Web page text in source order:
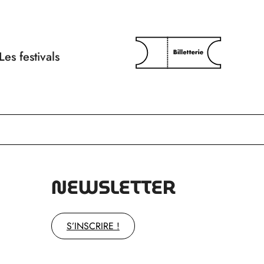
festivals
NEWSLETTER
S’INSCRIRE !